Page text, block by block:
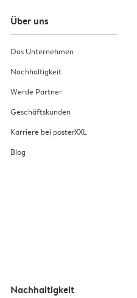
Über uns
Das Unternehmen
Nachhaltigkeit
Werde Partner
Geschäftskunden
Karriere bei posterXXL
Blog
Nachhaltigkeit